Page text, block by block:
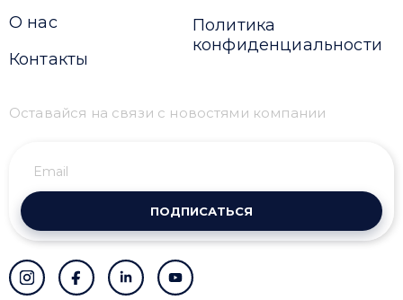
О нас
Контакты
Политика
конфиденциальности
Оставайся на связи с новостями компании
ПОДПИСАТЬСЯ